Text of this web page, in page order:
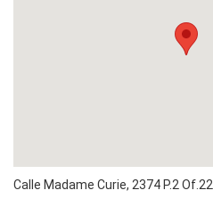
Calle Madame Curie, 2374 P.2 Of.22